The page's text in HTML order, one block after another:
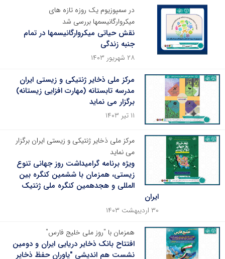
در سمپوزیوم یک روزه تازه های
میکروارگانیسمها بررسی شد
نقش حیاتی میکروارگانیسمها در تمام
جنبه زندگی
۲۸ شهریور ۱۴۰۳
مرکز ملی ذخایر ژنتیکی و زیستی ایران
مدرسه تابستانه (مهارت افزایی زیستانه)
برگزار می نماید
۱۱ تیر ۱۴۰۳
مرکز ملی ذخایر ژنتیکی و زیستی ایران برگزار
می نماید
ویژه برنامه گرامیداشت روز جهانی تنوع
زیستی، همزمان با ششمین کنگره بین
المللی و هجدهمین کنگره ملی ژنتیک
ایران
۳۰ اردیبهشت ۱۴۰۳
همزمان با "روز ملی خلیج فارس"
افتتاح بانک ذخایر دریایی ایران و دومین
نشست هم اندیشی "یاوران حفظ ذخایر